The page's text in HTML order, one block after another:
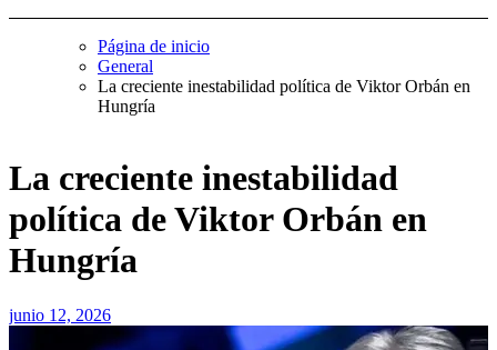
Página de inicio
General
La creciente inestabilidad política de Viktor Orbán en
Hungría
La creciente inestabilidad
política de Viktor Orbán en
Hungría
junio 12, 2026